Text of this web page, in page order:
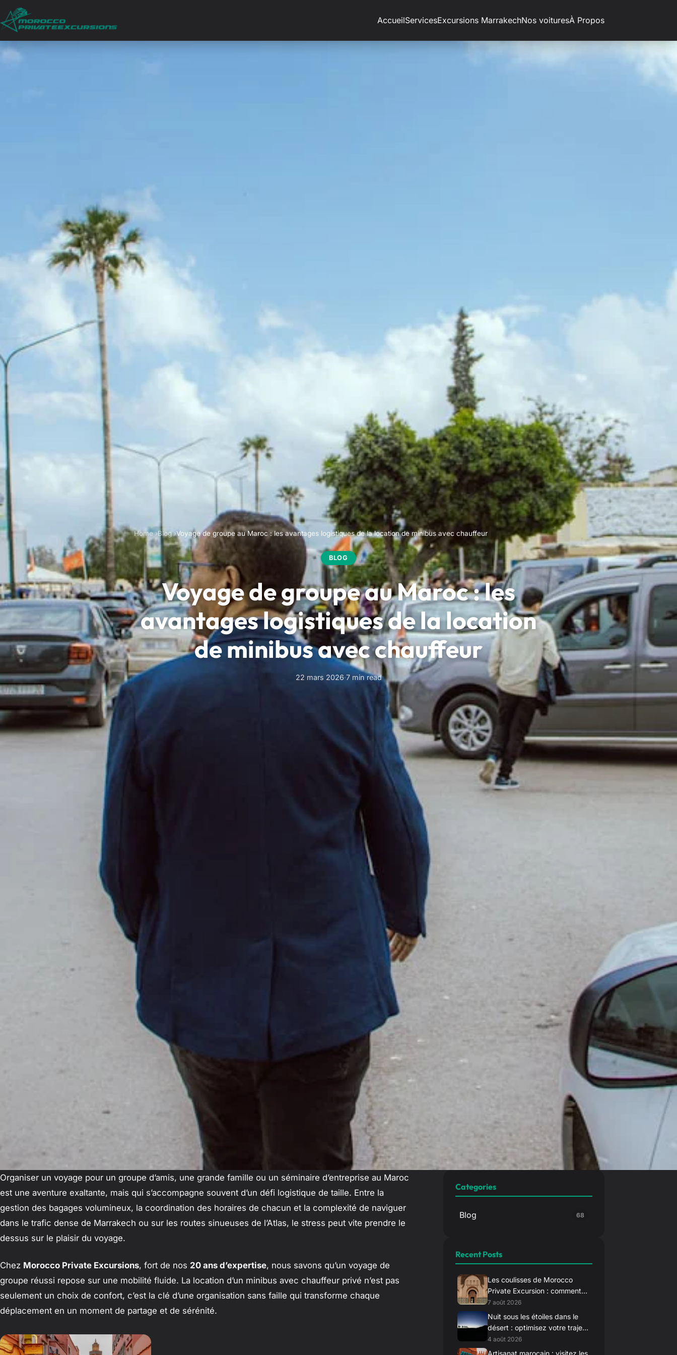
AccueilServicesExcursions MarrakechNos voituresÀ Propos
Home Blog Voyage de groupe au Maroc : les avantages logistiques de la location de minibus avec chauffeur
BLOG
Voyage de groupe au Maroc : les
avantages logistiques de la location
de minibus avec chauffeur
22 mars 2026·7 min read
Organiser un voyage pour un groupe d’amis, une grande famille ou un séminaire d’entreprise au Maroc
est une aventure exaltante, mais qui s’accompagne souvent d’un défi logistique de taille. Entre la
gestion des bagages volumineux, la coordination des horaires de chacun et la complexité de naviguer
dans le trafic dense de Marrakech ou sur les routes sinueuses de l’Atlas, le stress peut vite prendre le
dessus sur le plaisir du voyage.
Chez Morocco Private Excursions, fort de nos 20 ans d’expertise, nous savons qu’un voyage de
groupe réussi repose sur une mobilité fluide. La location d’un minibus avec chauffeur privé n’est pas
seulement un choix de confort, c’est la clé d’une organisation sans faille qui transforme chaque
déplacement en un moment de partage et de sérénité.
Categories
Blog 68
Recent Posts
Les coulisses de Morocco
Private Excursion : comment
nous sélectionnons nos
chauffeurs d’élite
7 août 2026
Nuit sous les étoiles dans le
désert : optimisez votre trajet
vers Merzouga pour le
coucher du soleil
4 août 2026
Artisanat marocain : visitez les